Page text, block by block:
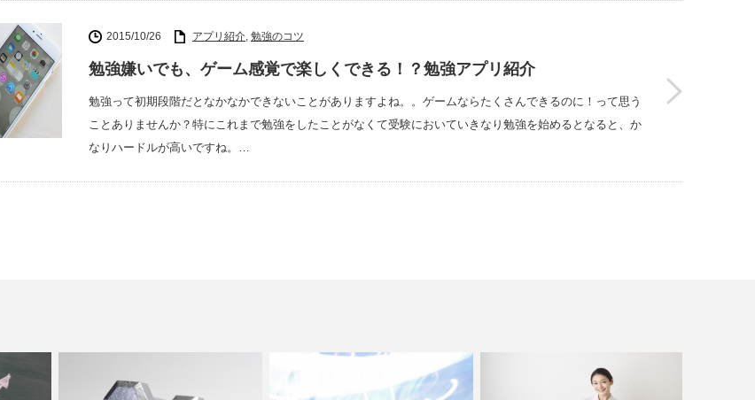
2015/10/26 アプリ紹介, 勉強のコツ
勉強嫌いでも、ゲーム感覚で楽しくできる！？勉強アプリ紹介
勉強って初期段階だとなかなかできないことがありますよね。。ゲームならたくさんできるのに！って思う
ことありませんか？特にこれまで勉強をしたことがなくて受験においていきなり勉強を始めるとなると、か
なりハードルが高いですね。…